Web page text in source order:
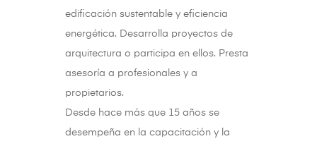
edificación sustentable y eficiencia
energética. Desarrolla proyectos de
arquitectura o participa en ellos. Presta
asesoría a profesionales y a
propietarios.
Desde hace más que 15 años se
desempeña en la capacitación y la